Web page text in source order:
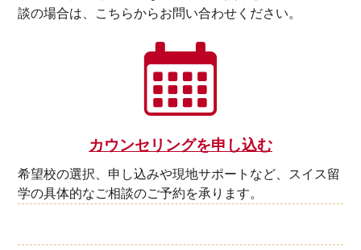
談の場合は、こちらからお問い合わせください。
カウンセリングを申し込む
希望校の選択、申し込みや現地サポートなど、スイス留
学の具体的なご相談のご予約を承ります。